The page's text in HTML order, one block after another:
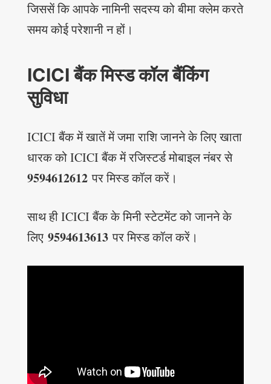
जिससें कि आपके नामिनी सदस्य को बीमा क्लेम करते
समय कोई परेशानी न हों।
ICICI बैंक मिस्ड कॉल बैंकिंग
सुविधा
ICICI बैंक में खातें में जमा राशि जानने के लिए खाता
धारक को ICICI बैंक में रजिस्टर्ड मोबाइल नंबर से
9594612612पर मिस्ड कॉल करें।
साथ ही ICICI बैंक के मिनी स्टेटमेंट को जानने के
लिए 9594613613पर मिस्ड कॉल करें।